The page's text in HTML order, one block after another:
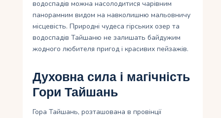
водоспадів можна насолодитися чарівним
панорамним видом на навколишню мальовничу
місцевість. Природні чудеса гірських озер та
водоспадів Тайшаню не залишать байдужим
жодного любителя пригод і красивих пейзажів.
Духовна сила і магічність
Гори Тайшань
Гора Тайшань, розташована в провінції